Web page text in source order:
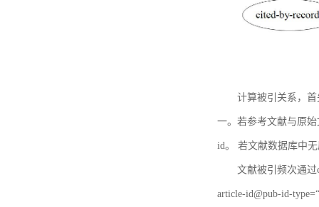
计算被引关系，
一。若参考文献与原
id。 若文献数据库中
文献被引频次通
article-id@pub-id-